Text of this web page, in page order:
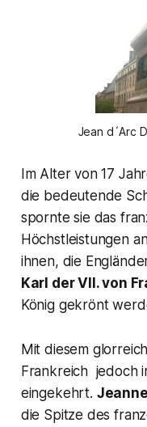
Jean d´Arc
Im Alter von 17
die bedeutende
spornte sie das
Höchstleistungen
ihnen, die
Karl der VII. von
König gekrönt
Mit diesem
Frankreich jedoch
eingekehrt.
die Spitze des